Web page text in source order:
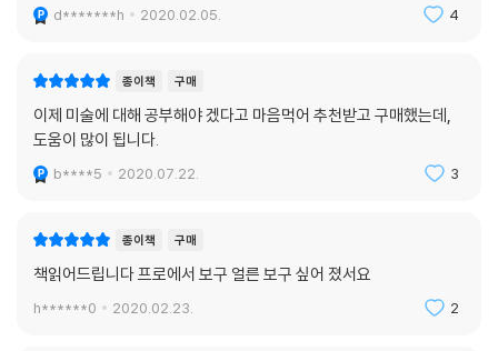
d*******h 2020.02.05. 4
종이책 구매
이제 미술에 대해 공부해야 겠다고 마음먹어 추천받고 구매했는데,
도움이 많이 됩니다.
b****5 2020.07.22. 3
종이책 구매
책읽어드립니다 프로에서 보구 얼른 보구 싶어 졌서요
h******0 2020.02.23. 2